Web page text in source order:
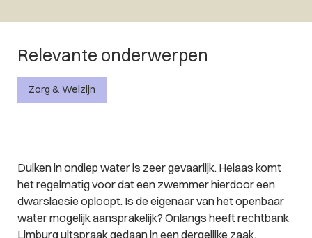
Relevante onderwerpen
Zorg & Welzijn
Duiken in ondiep water is zeer gevaarlijk. Helaas komt
het regelmatig voor dat een zwemmer hierdoor een
dwarslaesie oploopt. Is de eigenaar van het openbaar
water mogelijk aansprakelijk? Onlangs heeft rechtbank
Limburguitspraakgedaan in een dergelijke zaak.